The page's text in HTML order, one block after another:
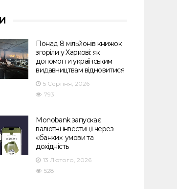
Понад 8 мільйонів книжок
згоріли у Харкові: як
допомогти українським
видавництвам відновитися
5 Серпня, 2026
793
Monobank запускає
валютні інвестиції через
«банки»: умови та
дохідність
13 Лютого, 2026
528